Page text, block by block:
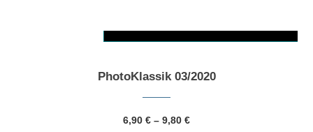
Dieses Produkt weist mehrere Varianten auf. Die Optionen können auf der Produktseite gewählt werden
PhotoKlassik 03/2020
6,90 € – 9,80 €